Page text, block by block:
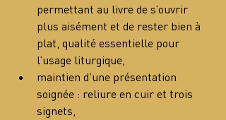
permettant au livre de s’ouvrir
plus aisément et de rester bien à
plat, qualité essentielle pour
l’usage liturgique,
maintien d’une présentation
soignée : reliure en cuir et trois
signets,